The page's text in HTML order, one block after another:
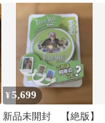
綿 観戦
¥5,699
新品未開封 【絶版】